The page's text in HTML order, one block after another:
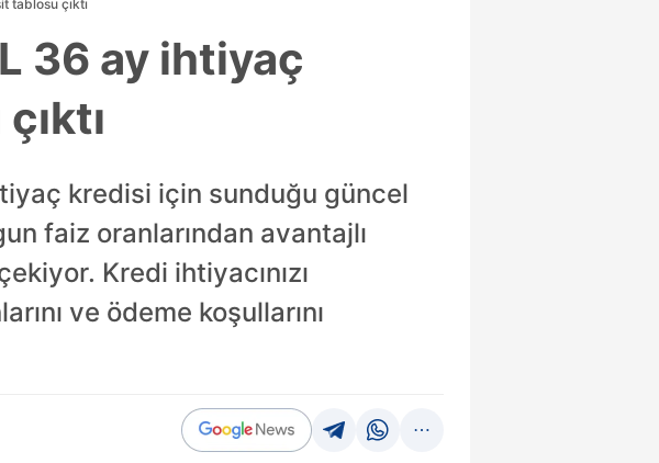
çıktı
36 ay ihtiyaç
kredisi için sunduğu güncel
faiz oranlarından avantajlı
Kredi ihtiyacınızı
ve ödeme koşullarını